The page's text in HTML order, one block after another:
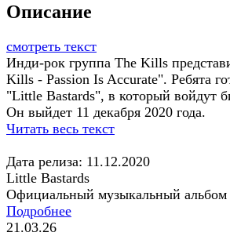
Описание
смотреть текст
Инди-рок группа The Kills
Kills - Passion Is Accurate". Ребята
"Little Bastards", в который войдут
Он выйдет 11 декабря 2020 года.
Читать весь текст
Дата релиза: 11.12.2020
Little Bastards
Официальный музыкальный
Подробнее
21.03.26